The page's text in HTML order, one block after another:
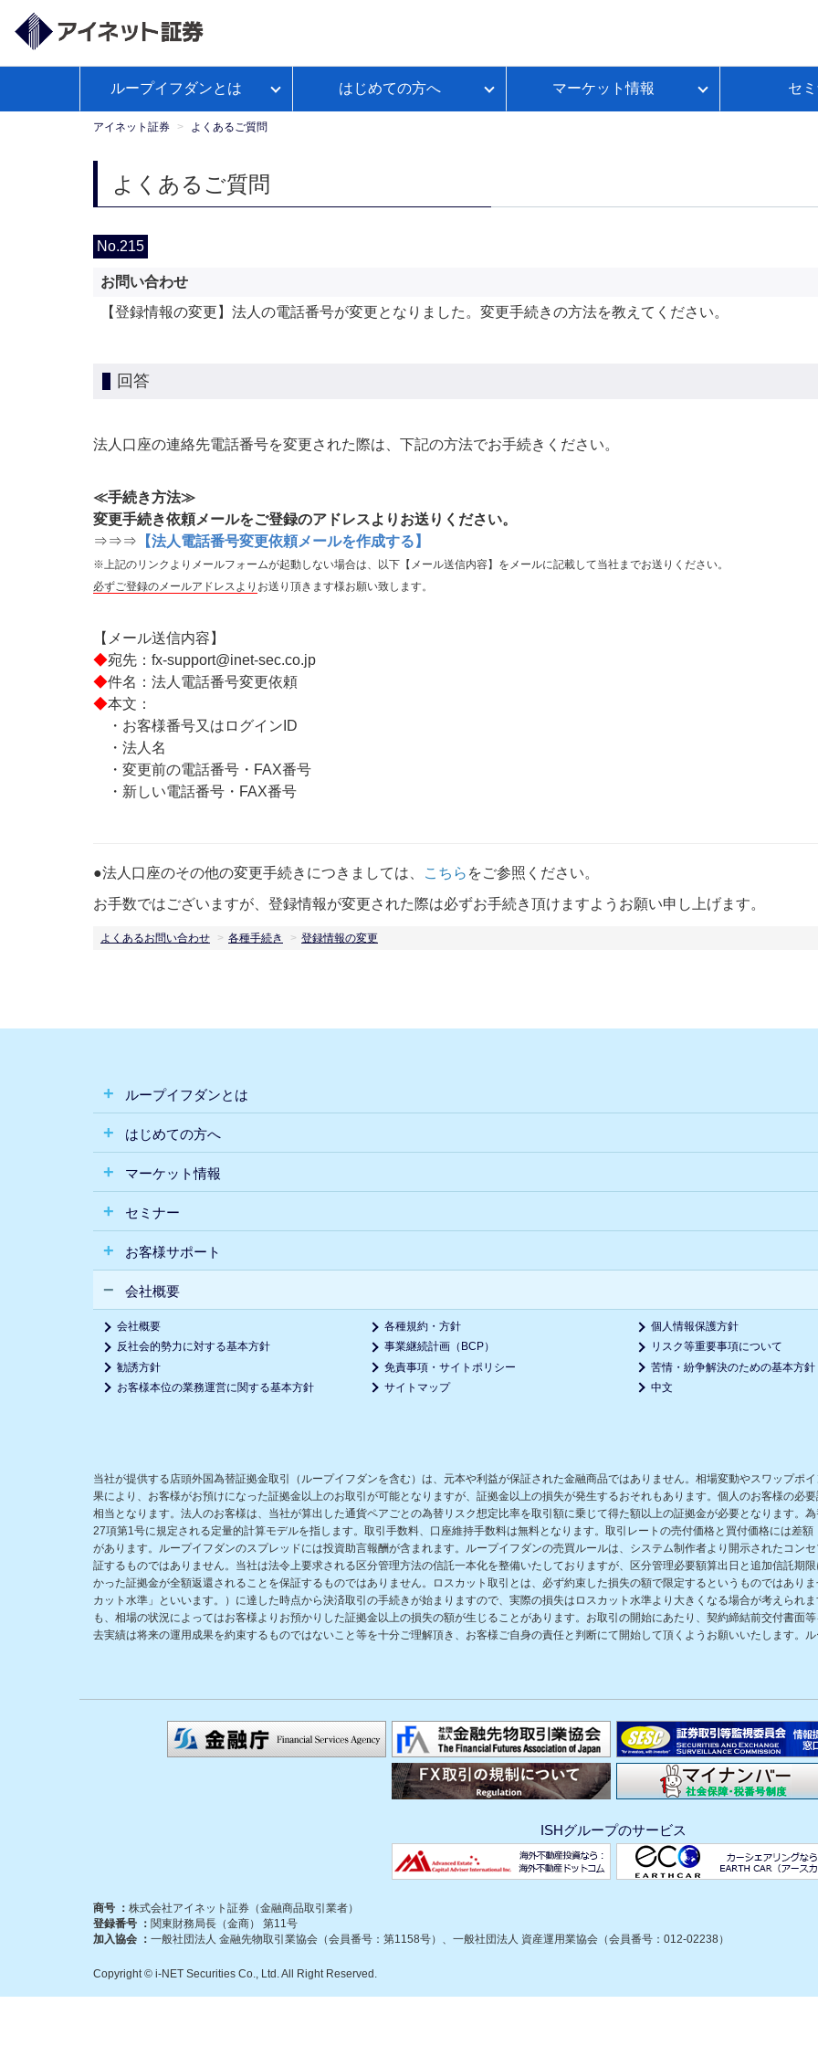
ループイフダンとは
ループイフダンの資金管理の仕方
はじめての方へ
マンガで学ぼうFX自動売買
マーケット情報 セ
ミナー
式】
アイネット証券 よくあるご質問
よくあるご質問
No.215
お問い合わせ
【登録情報の変更】法人の電話番号が変更となりました。変更手続きの方法を教えてください。
回答
法人口座の連絡先電話番号を変更された際は、下記の方法でお手続きください。
≪手続き方法≫
変更手続き依頼メールをご登録のアドレスよりお送りください。
⇒⇒⇒ 【法人電話番号変更依頼メールを作成する】
※上記のリンクよりメールフォームが起動しない場合は、以下【メール送信内容】をメールに記載して当社までお送りください。
必ずご登録のメールアドレスより お送り頂きます様お願い致します。
【メール送信内容】
◆宛先：fx-support@inet-sec.co.jp
◆件名：法人電話番号変更依頼
◆本文：
・お客様番号又はログインID
・法人名
・変更前の電話番号・FAX番号
・新しい電話番号・FAX番号
●法人口座のその他の変更手続きにつきましては、 こちら をご参照ください。
お手数ではございますが、登録情報が変更された際は必ずお手続き頂けますようお願い申し上げます。
よくあるお問い合わせ 各種手続き 登録情報の変更
ループイフダンとは
はじめての方へ
マーケット情報
セミナー
お客様サポート
会社概要
会社概要 各種規約・方針 個人情報保護方針
反社会的勢力に対する基本方針
事業継続計画（BCP） リスク等重要事項について
勧誘方針
免責事項・サイトポリシー 苦情・紛争解決のための基本方針
お客様本位の業務運営に関する基本方針
サイトマップ 中文
当社が提供する店頭外国為替証拠金取引（ループイフダンを含む）は、元本や利益が保証された金融商品ではありません。相場変動やスワップポ
果により、お客様がお預けになった証拠金以上のお取引が可能となりますが、証拠金以上の損失が発生するおそれもあります。個人のお客様の必
相当となります。法人のお客様は、当社が算出した通貨ペアごとの為替リスク想定比率を取引額に乗じて得た額以上の証拠金が必要となります。
27項第1号に規定される定量的計算モデルを指します。取引手数料、口座維持手数料は無料となります。取引レートの売付価格と買付価格には差
があります。ループイフダンのスプレッドには投資助言報酬が含まれます。ループイフダンの売買ルールは、システム制作者より開示されたコン
証するものではありません。当社は法令上要求される区分管理方法の信託一本化を整備いたしておりますが、区分管理必要額算出日と追加信託期
かった証拠金が全額返還されることを保証するものではありません。ロスカット取引とは、必ず約束した損失の額で限定するというものではあり
カット水準」といいます。）に達した時点から決済取引の手続きが始まりますので、実際の損失はロスカット水準より大きくなる場合が考えられ
も、相場の状況によってはお客様よりお預かりした証拠金以上の損失の額が生じることがあります。お取引の開始にあたり、契約締結前交付書面
去実績は将来の運用成果を約束するものではないこと等を十分ご理解頂き、お客様ご自身の責任と判断にて開始して頂くようお願いいたします。ル
ISHグループのサービス
商号 ： 株式会社アイネット証券（金融商品取引業者）
登録番号 ： 関東財務局長（金商） 第11号
加入協会 ： 一般社団法人 金融先物取引業協会（会員番号：第1158号）、一般社団法人 資産運用業協会（会員番号：012-02238）
Copyright © i-NET Securities Co., Ltd. All Right Reserved.